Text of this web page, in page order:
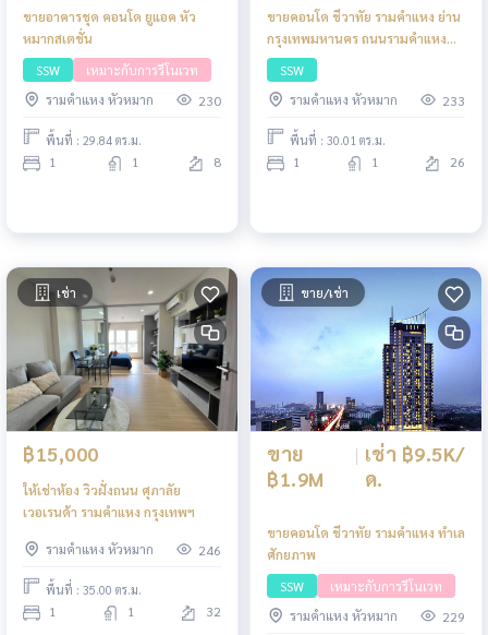
ขายอาคารชุด คอนโด ยูแอค หัว
หมากสเตชั่น
SSW
เหมาะกับการรีโนเวท
รามคำแหง หัวหมาก
230
พื้นที่ : 29.84 ตร.ม.
1 1 8
ขายคอนโด ชีวาทัย รามคำแหง ย่าน
กรุงเทพมหานคร ถนนรามคำแหง
1.85 ล้านบาท
SSW
รามคำแหง หัวหมาก
233
พื้นที่ : 30.01 ตร.ม.
1 1 26
เช่า
฿15,000
ให้เช่าห้อง วิวฝั่งถนน ศุภาลัย
เวอเรนด้า รามคำแหง กรุงเทพฯ
รามคำแหง หัวหมาก 246
พื้นที่ : 35.00 ตร.ม.
1 1 32
ขาย/เช่า
ขาย
฿1.9M
| เช่า ฿9.5K/
ด.
ขายคอนโด ชีวาทัย รามคำแหง ทำเล
ศักยภาพ
SSW
เหมาะกับการรีโนเวท
รามคำแหง หัวหมาก
229